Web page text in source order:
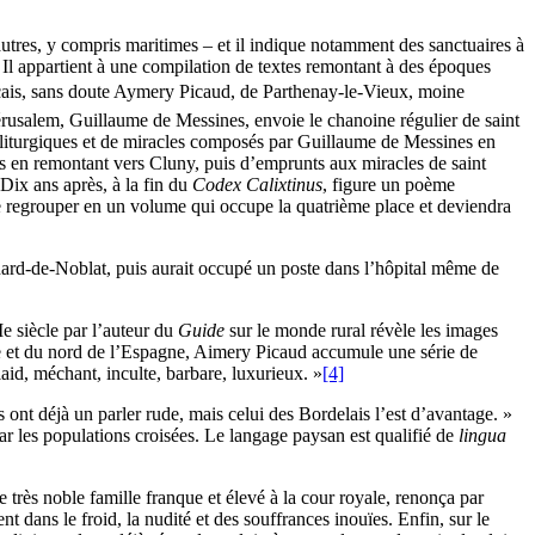
y compris maritimes – et il indique notamment des sanctuaires à
appartient à une compilation de textes remontant à des époques
sans doute Aymery Picaud, de Parthenay-le-Vieux, moine
Guillaume de Messines, envoie le chanoine régulier de saint
et de miracles composés par Guillaume de Messines en
remontant vers Cluny, puis d’emprunts aux miracles de saint
ans après, à la fin du Codex Calixtinus, figure un poème
en un volume qui occupe la quatrième place et deviendra
de-Noblat, puis aurait occupé un poste dans l’hôpital même de
siècle par l’auteur du Guide sur le monde rural révèle les images
du nord de l’Espagne, Aimery Picaud accumule une série de
méchant, inculte, barbare, luxurieux. »[4]
déjà un parler rude, mais celui des Bordelais l’est d’avantage. »
les populations croisées. Le langage paysan est qualifié de lingua
noble famille franque et élevé à la cour royale, renonça par
dans le froid, la nudité et des souffrances inouïes. Enfin, sur le